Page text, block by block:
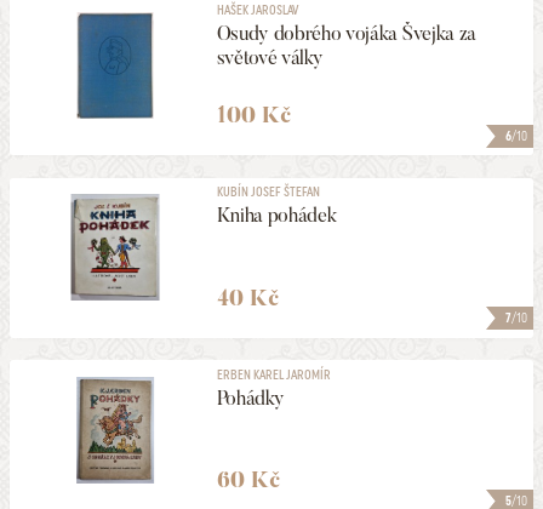
6/10
HAŠEK JAROSLAV
Osudy dobrého vojáka Švejka za
světové války
100 Kč
7/10
KUBÍN JOSEF ŠTEFAN
Kniha pohádek
40 Kč
5/10
ERBEN KAREL JAROMÍR
Pohádky
60 Kč